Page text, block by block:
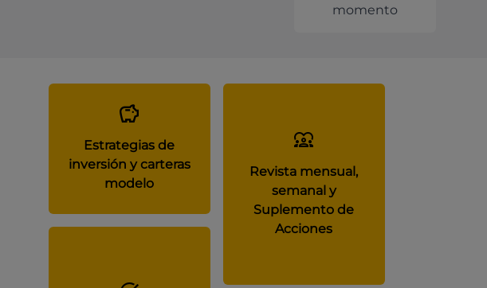
momento
Estrategias de
inversión y carteras
modelo
Revista mensual,
semanal y
Suplemento de
Acciones